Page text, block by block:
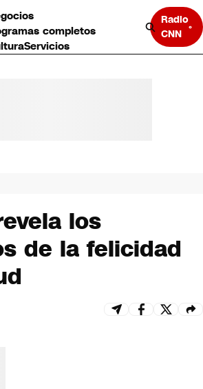
completos
Servicios
Radio
CNN
los
de la felicidad